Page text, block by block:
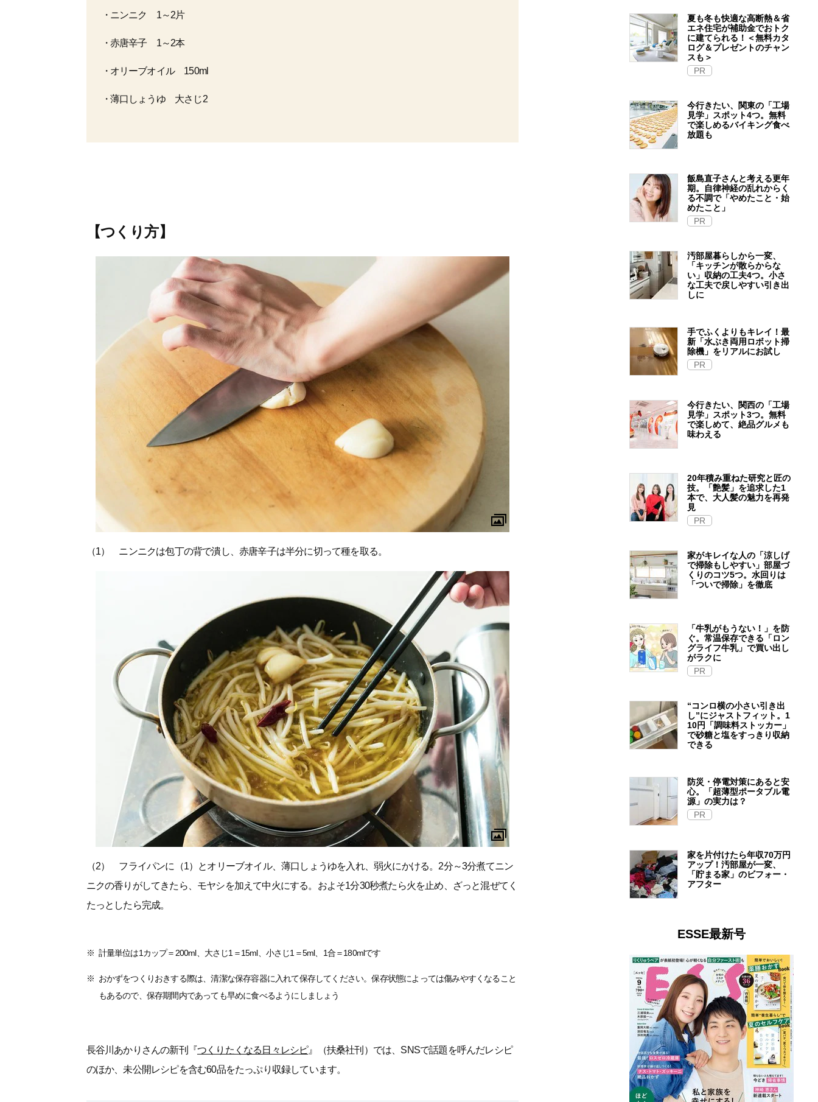
ニンニク 1～2片
赤唐辛子 1～2本
オリーブオイル 150ml
薄口しょうゆ 大さじ2
【つくり方】
（1） ニンニクは包丁の背で潰し、赤唐辛子は半分に切って種を取る。
（2） フライパンに（1）とオリーブオイル、薄口しょうゆを入れ、弱火にかける。2分～3分煮てニン
ニクの香りがしてきたら、モヤシを加えて中火にする。およそ1分30秒煮たら火を止め、ざっと混ぜてく
たっとしたら完成。
計量単位は1カップ＝200ml、大さじ1＝15ml、小さじ1＝5ml、1合＝180mlです
おかずをつくりおきする際は、清潔な保存容器に入れて保存してください。保存状態によっては傷みやすくなること
もあるので、保存期間内であっても早めに食べるようにしましょう
長谷川あかりさんの新刊『つくりたくなる日々レシピ』（扶桑社刊）では、SNSで話題を呼んだレシピ
のほか、未公開レシピを含む60品をたっぷり収録しています。
夏も冬も快適な高断熱＆省
エネ住宅が補助金でおトク
に建てられる！＜無料カタ
ログ＆プレゼントのチャン
スも＞
PR
今行きたい、関東の「工場
見学」スポット4つ。無料
で楽しめるバイキング食べ
放題も
飯島直子さんと考える更年
期。自律神経の乱れからく
る不調で「やめたこと・始
めたこと」
PR
汚部屋暮らしから一変、
「キッチンが散らからな
い」収納の工夫4つ。小さ
な工夫で戻しやすい引き出
しに
手でふくよりもキレイ！最
新「水ぶき両用ロボット掃
除機」をリアルにお試し
PR
今行きたい、関西の「工場
見学」スポット3つ。無料
で楽しめて、絶品グルメも
味わえる
20年積み重ねた研究と匠の
技。「艶髪」を追求した1
本で、大人髪の魅力を再発
見
PR
家がキレイな人の「涼しげ
で掃除もしやすい」部屋づ
くりのコツ5つ。水回りは
「ついで掃除」を徹底
「牛乳がもうない！」を防
ぐ。常温保存できる「ロン
グライフ牛乳」で買い出し
がラクに
PR
“コンロ横の小さい引き出
し”にジャストフィット。1
10円「調味料ストッカー」
で砂糖と塩をすっきり収納
できる
防災・停電対策にあると安
心。「超薄型ポータブル電
源」の実力は？​
PR
家を片付けたら年収70万円
アップ！汚部屋が一変、
「貯まる家」のビフォー・
アフター
ESSE最新号